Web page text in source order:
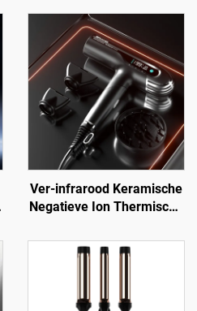
Ver-infrarood Keramische
Negatieve Ion Thermische
Haardroger